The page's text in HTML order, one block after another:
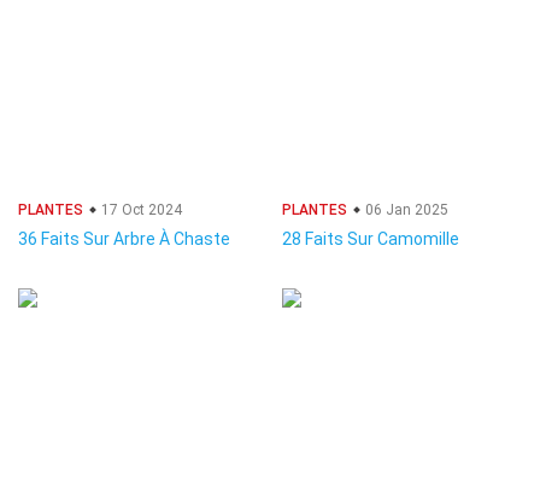
PLANTES 17 Oct 2024
36 Faits Sur Arbre À Chaste
PLANTES 06 Jan 2025
28 Faits Sur Camomille